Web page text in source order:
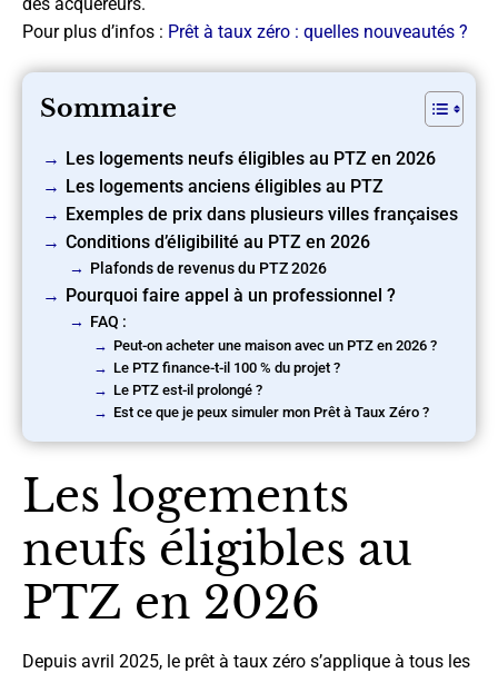
Pour plus d’infos : Prêt à taux zéro : quelles nouveautés ?
Sommaire
Les logements neufs éligibles au PTZ en 2026
Les logements anciens éligibles au PTZ
Exemples de prix dans plusieurs villes françaises
Conditions d’éligibilité au PTZ en 2026
Plafonds de revenus du PTZ 2026
Pourquoi faire appel à un professionnel ?
FAQ :
Peut-on acheter une maison avec un PTZ en 2026 ?
Le PTZ finance-t-il 100 % du projet ?
Le PTZ est-il prolongé ?
Est ce que je peux simuler mon Prêt à Taux Zéro ?
Les logements
neufs éligibles au
PTZ en 2026
Depuis avril 2025, le prêt à taux zéro s’applique à tous les